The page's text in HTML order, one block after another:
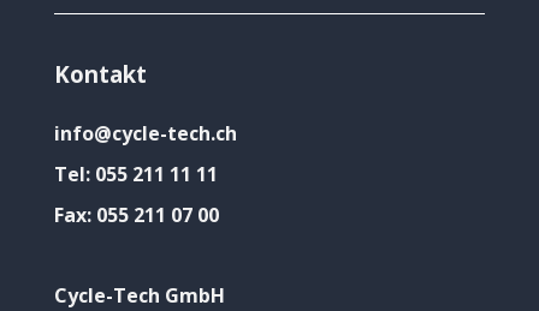
Kontakt
info@cycle-tech.ch
Tel: 055 211 11 11
Fax: 055 211 07 00
Cycle-Tech GmbH